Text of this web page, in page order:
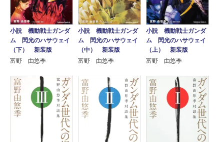
小説 機動戦士ガンダ
ム 閃光のハサウェイ
（下） 新装版
富野 由悠季
小説 機動戦士ガンダ
ム 閃光のハサウェイ
（中） 新装版
富野 由悠季
小説 機動戦士ガンダ
ム 閃光のハサウェイ
（上） 新装版
富野 由悠季